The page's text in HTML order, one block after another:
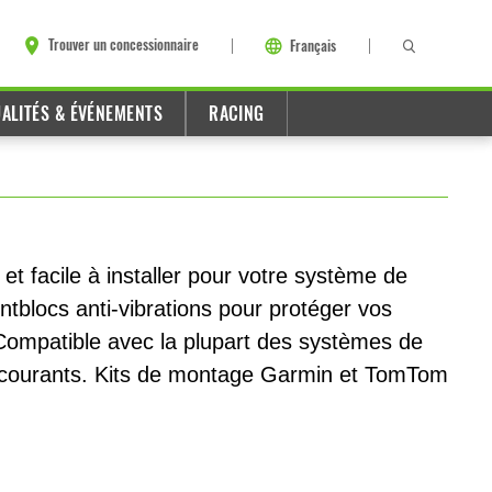
Trouver un concessionnaire Français
& ÉVÉNEMENTS RACING
et facile à installer pour votre système de
anti-vibrations pour protéger vos
avec la plupart des systèmes de
Kits de montage Garmin et TomTom